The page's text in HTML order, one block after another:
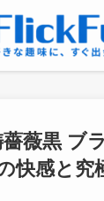
薇黒 ブ
快感と究